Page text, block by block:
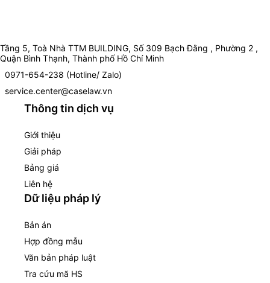
Tầng 5, Toà Nhà TTM BUILDING, Số 309 Bạch Đằng , Phường 2 ,
Quận Bình Thạnh, Thành phố Hồ Chí Minh
0971-654-238 (Hotline/ Zalo)
service.center@caselaw.vn
Thông tin dịch vụ
Giới thiệu
Giải pháp
Bảng giá
Liên hệ
Dữ liệu pháp lý
Bản án
Hợp đồng mẫu
Văn bản pháp luật
Tra cứu mã HS